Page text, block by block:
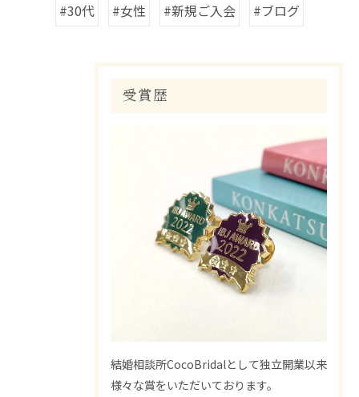
#30代 #女性 #新規ご入会 #ブログ
受賞歴
結婚相談所CocoBridalとして独立開業以来
様々な賞をいただいております。